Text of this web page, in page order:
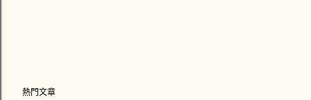
熱門文章